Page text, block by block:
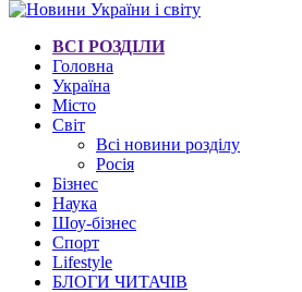
ВСІ РОЗДІЛИ
Головна
Україна
Місто
Світ
Всі новини розділу
Росія
Бізнес
Наука
Шоу-бізнес
Спорт
Lifestyle
БЛОГИ ЧИТАЧІВ